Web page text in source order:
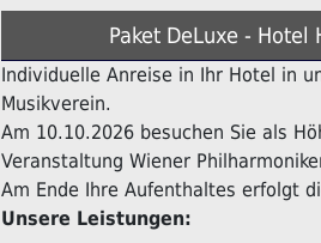
Paket DeLuxe -
Individuelle Anreise in Ihr Hotel in
Musikverein.
Am 10.10.2026 besuchen Sie als
Veranstaltung Wiener
Am Ende Ihre Aufenthaltes erfolgt
Unsere Leistungen: